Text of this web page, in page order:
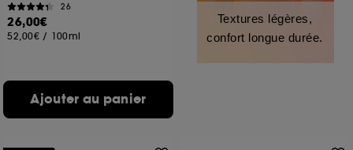
26
26,00€
52,00€ / 100ml
Ajouter au panier
Textures légères,
confort longue durée.